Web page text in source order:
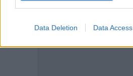
Data Deletion Data Access